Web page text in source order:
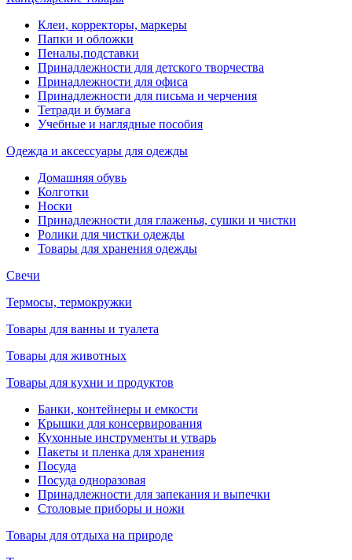
Клеи, корректоры, маркеры
Папки и обложки
Пеналы,подставки
Принадлежности для детского творчества
Принадлежности для офиса
Принадлежности для письма и черчения
Тетради и бумага
Учебные и наглядные пособия
Одежда и аксессуары для одежды
Домашняя обувь
Колготки
Носки
Принадлежности для глаженья, сушки и чистки
Ролики для чистки одежды
Товары для хранения одежды
Свечи
Термосы, термокружки
Товары для ванны и туалета
Товары для животных
Товары для кухни и продуктов
Банки, контейнеры и емкости
Крышки для консервирования
Кухонные инструменты и утварь
Пакеты и пленка для хранения
Посуда
Посуда одноразовая
Принадлежности для запекания и выпечки
Столовые приборы и ножи
Товары для отдыха на природе